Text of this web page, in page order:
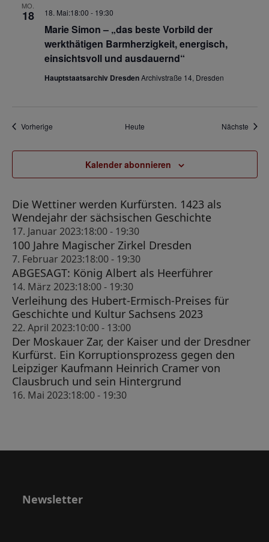
MO.
18
Marie Simon – „das beste Vorbild der
werkthätigen Barmherzigkeit, energisch,
einsichtsvoll und ausdauernd“
18. Mai:18:00 - 19:30
Hauptstaatsarchiv DresdenArchivstraße 14, Dresden
VorherigeVeranstaltungen Heute Nächste
Kalender abonnieren
Die Wettiner werden Kurfürsten. 1423 als
Wendejahr der sächsischen Geschichte
17. Januar 2023:18:00- 19:30
100 Jahre Magischer Zirkel Dresden
7. Februar 2023:18:00- 19:30
ABGESAGT: König Albert als Heerführer
14. März 2023:18:00- 19:30
Verleihung des Hubert-Ermisch-Preises für
Geschichte und Kultur Sachsens 2023
22. April 2023:10:00- 13:00
Der Moskauer Zar, der Kaiser und der Dresdner
Kurfürst. Ein Korruptionsprozess gegen den
Leipziger Kaufmann Heinrich Cramer von
Clausbruch und sein Hintergrund
16. Mai 2023:18:00- 19:30
Newsletter